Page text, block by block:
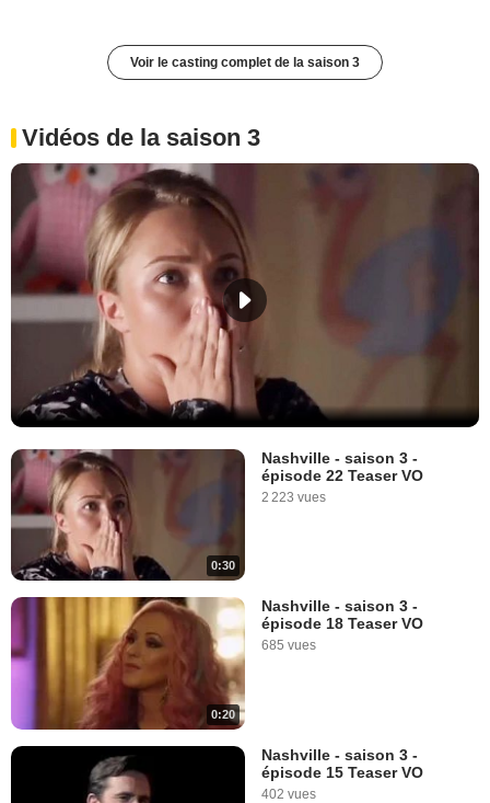
Voir le casting complet de la saison 3
Vidéos de la saison 3
0:30
Nashville - saison 3 -
épisode 22 Teaser VO
2 223 vues
0:20
Nashville - saison 3 -
épisode 18 Teaser VO
685 vues
Nashville - saison 3 -
épisode 15 Teaser VO
402 vues